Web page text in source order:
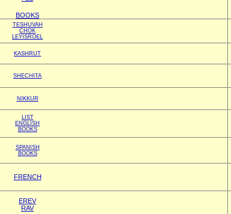
BOOKS
TESHUVAH
CHOK
LEYISROEL
KASHRUT
SHECHITA
NIKKUR
LIST
ENGLISH
BOOKS
SPANISH
BOOKS
FRENCH
EREV
RAV